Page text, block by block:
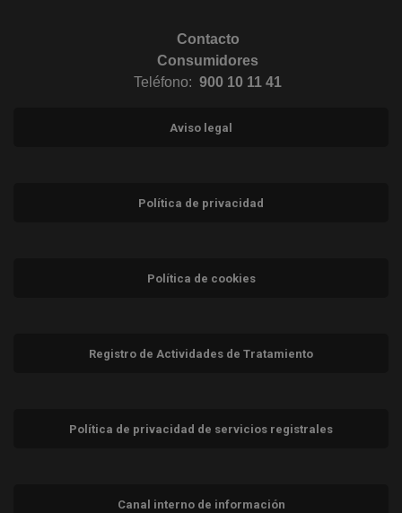
Contacto
Consumidores
Teléfono: 900 10 11 41
Aviso legal
Política de privacidad
Política de cookies
Registro de Actividades de Tratamiento
Política de privacidad de servicios registrales
Canal interno de información